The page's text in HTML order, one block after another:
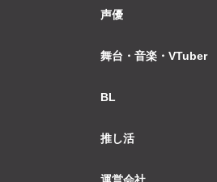
声優
舞台・音楽・VTuber
BL
推し活